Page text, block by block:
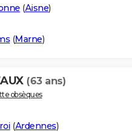
(Aisne)
(Marne)
(63 ans)
obsèques
(Ardennes)